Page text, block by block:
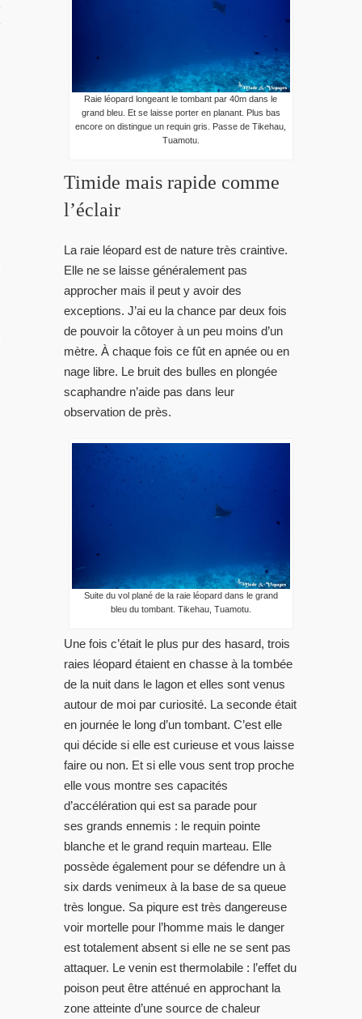
VIDEOS
PORTFOLIOS
Raie léopard longeant le tombant par 40m dans le
grand bleu. Et se laisse porter en planant. Plus bas
encore on distingue un requin gris. Passe de Tikehau,
Tuamotu.
Timide mais rapide comme
l’éclair
La raie léopard est de nature très craintive.
Elle ne se laisse généralement pas
approcher mais il peut y avoir des
exceptions. J’ai eu la chance par deux fois
de pouvoir la côtoyer à un peu moins d’un
mètre. À chaque fois ce fût en apnée ou en
nage libre. Le bruit des bulles en plongée
scaphandre n’aide pas dans leur
observation de près.
Suite du vol plané de la raie léopard dans le grand
bleu du tombant. Tikehau, Tuamotu.
Une fois c’était le plus pur des hasard, trois
raies léopard étaient en chasse à la tombée
de la nuit dans le lagon et elles sont venus
autour de moi par curiosité. La seconde était
en journée le long d’un tombant. C’est elle
qui décide si elle est curieuse et vous laisse
faire ou non. Et si elle vous sent trop proche
elle vous montre ses capacités
d’accélération qui est sa parade pour
ses grands ennemis : le requin pointe
blanche et le grand requin marteau. Elle
possède également pour se défendre un à
six dards venimeux à la base de sa queue
très longue. Sa piqure est très dangereuse
voir mortelle pour l’homme mais le danger
est totalement absent si elle ne se sent pas
attaquer. Le venin est thermolabile : l’effet du
poison peut être atténué en approchant la
zone atteinte d’une source de chaleur